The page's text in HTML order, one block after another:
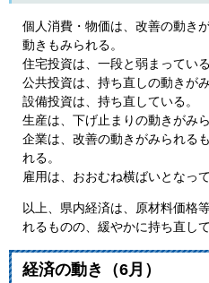
個人消費・物価は、改善の動き
動きもみられる。
住宅投資は、一段と弱まってい
公共投資は、持ち直しの動きが
設備投資は、持ち直している。
生産は、下げ止まりの動きがみら
企業は、改善の動きがみられる
れる。
雇用は、おおむね横ばいとなって
以上、県内経済は、原材料価格
れるものの、緩やかに持ち直して
経済の動き（6月）